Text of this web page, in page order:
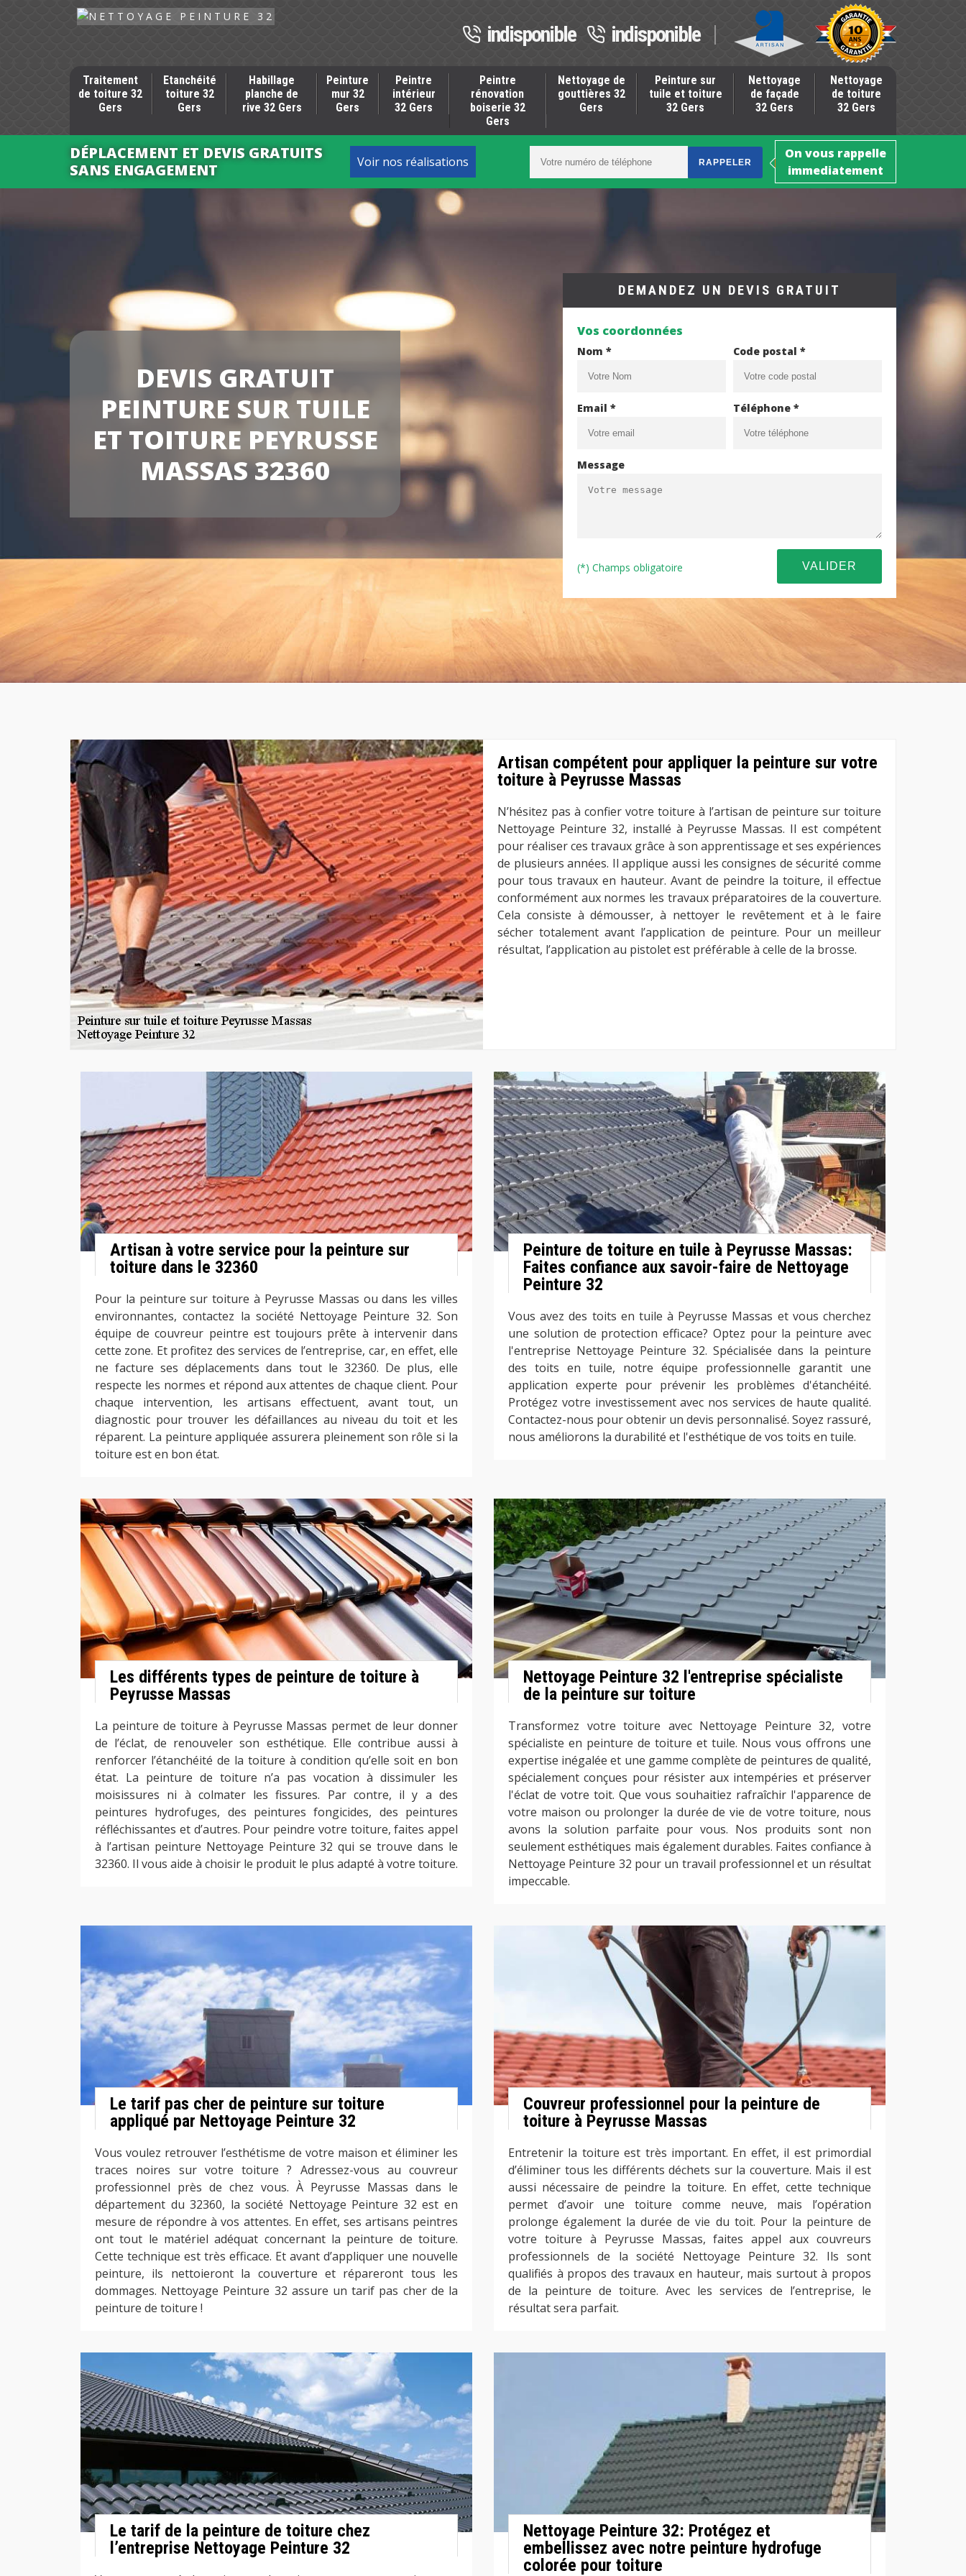
indisponible indisponible
Traitement
de toiture 32
Gers
Etanchéité
toiture 32
Gers
Habillage
planche de
rive 32 Gers
Peinture
mur 32
Gers
Peintre
intérieur
32 Gers
Peintre
rénovation
boiserie 32
Gers
Nettoyage de
gouttières 32
Gers
Peinture sur
tuile et toiture
32 Gers
Nettoyage
de façade
32 Gers
Nettoyage
de toiture
32 Gers
DÉPLACEMENT ET DEVIS GRATUITS
SANS ENGAGEMENT
Voir nos réalisations
On vous rappelle
immediatement
DEVIS GRATUIT
PEINTURE SUR TUILE
ET TOITURE PEYRUSSE
MASSAS 32360
DEMANDEZ UN DEVIS GRATUIT
Vos coordonnées
Nom * Code postal *
Email * Téléphone *
Message
(*) Champs obligatoire
Artisan compétent pour appliquer la peinture sur votre
toiture à Peyrusse Massas
N’hésitez pas à confier votre toiture à l’artisan de peinture sur toiture
Nettoyage Peinture 32, installé à Peyrusse Massas. Il est compétent
pour réaliser ces travaux grâce à son apprentissage et ses expériences
de plusieurs années. Il applique aussi les consignes de sécurité comme
pour tous travaux en hauteur. Avant de peindre la toiture, il effectue
conformément aux normes les travaux préparatoires de la couverture.
Cela consiste à démousser, à nettoyer le revêtement et à le faire
sécher totalement avant l’application de peinture. Pour un meilleur
résultat, l’application au pistolet est préférable à celle de la brosse.
Artisan à votre service pour la peinture sur
toiture dans le 32360
Pour la peinture sur toiture à Peyrusse Massas ou dans les villes
environnantes, contactez la société Nettoyage Peinture 32. Son
équipe de couvreur peintre est toujours prête à intervenir dans
cette zone. Et profitez des services de l’entreprise, car, en effet, elle
ne facture ses déplacements dans tout le 32360. De plus, elle
respecte les normes et répond aux attentes de chaque client. Pour
chaque intervention, les artisans effectuent, avant tout, un
diagnostic pour trouver les défaillances au niveau du toit et les
réparent. La peinture appliquée assurera pleinement son rôle si la
toiture est en bon état.
Peinture de toiture en tuile à Peyrusse Massas:
Faites confiance aux savoir-faire de Nettoyage
Peinture 32
Vous avez des toits en tuile à Peyrusse Massas et vous cherchez
une solution de protection efficace? Optez pour la peinture avec
l'entreprise Nettoyage Peinture 32. Spécialisée dans la peinture
des toits en tuile, notre équipe professionnelle garantit une
application experte pour prévenir les problèmes d'étanchéité.
Protégez votre investissement avec nos services de haute qualité.
Contactez-nous pour obtenir un devis personnalisé. Soyez rassuré,
nous améliorons la durabilité et l'esthétique de vos toits en tuile.
Les différents types de peinture de toiture à
Peyrusse Massas
La peinture de toiture à Peyrusse Massas permet de leur donner
de l’éclat, de renouveler son esthétique. Elle contribue aussi à
renforcer l’étanchéité de la toiture à condition qu’elle soit en bon
état. La peinture de toiture n’a pas vocation à dissimuler les
moisissures ni à colmater les fissures. Par contre, il y a des
peintures hydrofuges, des peintures fongicides, des peintures
réfléchissantes et d’autres. Pour peindre votre toiture, faites appel
à l’artisan peinture Nettoyage Peinture 32 qui se trouve dans le
32360. Il vous aide à choisir le produit le plus adapté à votre toiture.
Nettoyage Peinture 32 l'entreprise spécialiste
de la peinture sur toiture
Transformez votre toiture avec Nettoyage Peinture 32, votre
spécialiste en peinture de toiture et tuile. Nous vous offrons une
expertise inégalée et une gamme complète de peintures de qualité,
spécialement conçues pour résister aux intempéries et préserver
l'éclat de votre toit. Que vous souhaitiez rafraîchir l'apparence de
votre maison ou prolonger la durée de vie de votre toiture, nous
avons la solution parfaite pour vous. Nos produits sont non
seulement esthétiques mais également durables. Faites confiance à
Nettoyage Peinture 32 pour un travail professionnel et un résultat
impeccable.
Le tarif pas cher de peinture sur toiture
appliqué par Nettoyage Peinture 32
Vous voulez retrouver l’esthétisme de votre maison et éliminer les
traces noires sur votre toiture ? Adressez-vous au couvreur
professionnel près de chez vous. À Peyrusse Massas dans le
département du 32360, la société Nettoyage Peinture 32 est en
mesure de répondre à vos attentes. En effet, ses artisans peintres
ont tout le matériel adéquat concernant la peinture de toiture.
Cette technique est très efficace. Et avant d’appliquer une nouvelle
peinture, ils nettoieront la couverture et répareront tous les
dommages. Nettoyage Peinture 32 assure un tarif pas cher de la
peinture de toiture !
Couvreur professionnel pour la peinture de
toiture à Peyrusse Massas
Entretenir la toiture est très important. En effet, il est primordial
d’éliminer tous les différents déchets sur la couverture. Mais il est
aussi nécessaire de peindre la toiture. En effet, cette technique
permet d’avoir une toiture comme neuve, mais l’opération
prolonge également la durée de vie du toit. Pour la peinture de
votre toiture à Peyrusse Massas, faites appel aux couvreurs
professionnels de la société Nettoyage Peinture 32. Ils sont
qualifiés à propos des travaux en hauteur, mais surtout à propos
de la peinture de toiture. Avec les services de l’entreprise, le
résultat sera parfait.
Le tarif de la peinture de toiture chez
l’entreprise Nettoyage Peinture 32
Nettoyage Peinture 32: Protégez et
embellissez avec notre peinture hydrofuge
colorée pour toiture